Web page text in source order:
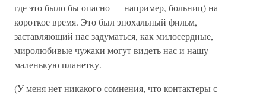
где это было бы опасно — например, больниц) на
короткое время. Это был эпохальный фильм,
заставляющий нас задуматься, как милосердные,
миролюбивые чужаки могут видеть нас и нашу
маленькую планетку.
(У меня нет никакого сомнения, что контактеры с